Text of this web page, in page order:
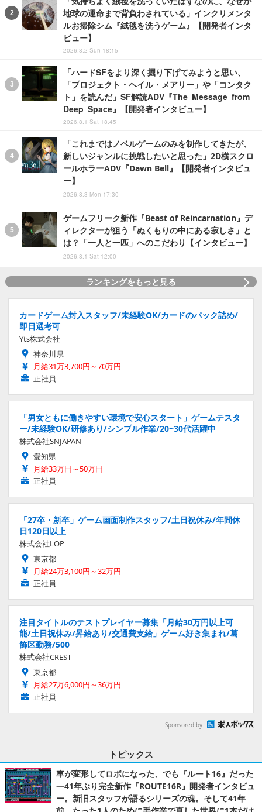
地球の運命まで背負わされている」インクリメンタ
ルお掃除シム『絨毯を洗うゲーム』【開発者インタ
ビュー】
2026.8.2 Sun 18:15
「ハードSFをより深く掘り下げてみようと思い、
「プロジェクト・ヘイル・メアリー」や「コンタク
ト」を読んだ」SF解読ADV『The Message from
Deep Space』【開発者インタビュー】
2026.8.1 Sat 18:45
「これまではノベルゲームのみを制作してきたが、
新しいジャンルに挑戦したいと思った」2D横スクロ
ールホラーADV『Dawn Bell』【開発者インタビュ
ー】
2026.8.3 Mon 17:30
ゲームフリーク新作『Beast of Reincarnation』デ
ィレクターが狙う「ぬくもりの中にある寂しさ」と
は？「一人と一匹」へのこだわり【インタビュー】
2026.8.1 Sat 12:00
ランキングをもっと見る
カードゲーム封入スタッフ/未経験OK/カードのパック詰め/
即日選考可
Yts株式会社
神奈川県
月給31万3,700円～70万円
正社員
「男女ともに働きやすい環境で安心スタート」ゲームテスタ
ー/未経験OK/研修あり/シンプル作業/20~30代活躍中
株式会社SNJAPAN
愛知県
月給33万円～50万円
正社員
「27卒・新卒」ゲーム画面制作スタッフ/土日祝休み/年間休
日120日以上
株式会社LOP
東京都
月給24万3,100円～32万円
正社員
注目タイトルのテストプレイヤー募集「月給30万円以上可
能/土日祝休み/昇給あり/交通費支給」ゲーム好き集まれ/葛
飾区勤務/500
株式会社CREST
東京都
月給27万6,000円～36万円
正社員
Sponsored by
トピックス
車が変形してロボになった、でも『ルート16』だった
―41年ぶり完全新作『ROUTE16R』開発者インタビュ
ー。新旧スタッフが語るシリーズの魂。そして41年